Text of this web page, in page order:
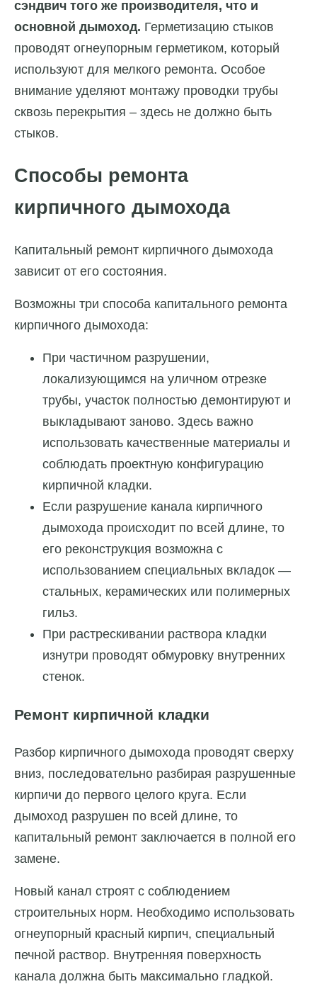
сэндвич того же производителя, что и
основной дымоход. Герметизацию стыков
проводят огнеупорным герметиком, который
используют для мелкого ремонта. Особое
внимание уделяют монтажу проводки трубы
сквозь перекрытия – здесь не должно быть
стыков.
Способы ремонта
кирпичного дымохода
Капитальный ремонт кирпичного дымохода
зависит от его состояния.
Возможны три способа капитального ремонта
кирпичного дымохода:
При частичном разрушении,
локализующимся на уличном отрезке
трубы, участок полностью демонтируют и
выкладывают заново. Здесь важно
использовать качественные материалы и
соблюдать проектную конфигурацию
кирпичной кладки.
Если разрушение канала кирпичного
дымохода происходит по всей длине, то
его реконструкция возможна с
использованием специальных вкладок —
стальных, керамических или полимерных
гильз.
При растрескивании раствора кладки
изнутри проводят обмуровку внутренних
стенок.
Ремонт кирпичной кладки
Разбор кирпичного дымохода проводят сверху
вниз, последовательно разбирая разрушенные
кирпичи до первого целого круга. Если
дымоход разрушен по всей длине, то
капитальный ремонт заключается в полной его
замене.
Новый канал строят с соблюдением
строительных норм. Необходимо использовать
огнеупорный красный кирпич, специальный
печной раствор. Внутренняя поверхность
канала должна быть максимально гладкой.